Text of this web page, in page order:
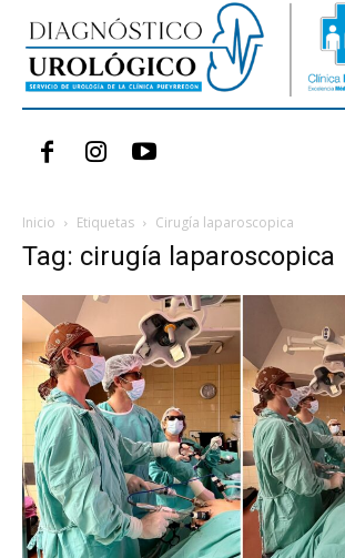
Inicio Etiquetas Cirugía laparoscopica
Tag: cirugía laparoscopica